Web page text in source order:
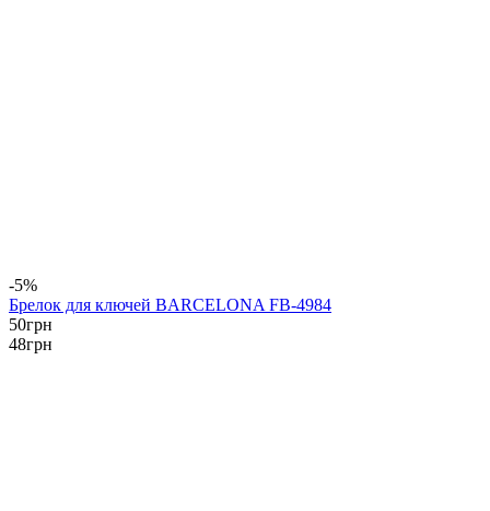
-5%
Брелок для ключей BARCELONA FB-4984
50грн
48грн